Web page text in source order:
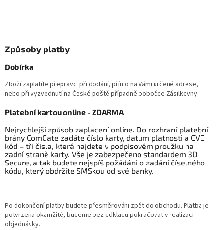
Způsoby platby
Dobírka
Zboží zaplatíte přepravci při dodání, přímo na Vámi určené adrese,
nebo při vyzvednutí na České poště případně pobočce Zásilkovny
Platební kartou online - ZDARMA
Nejrychlejší způsob zaplacení online. Do rozhraní platební
brány ComGate zadáte číslo karty, datum platnosti a CVC
kód – tři čísla, která najdete v podpisovém proužku na
zadní straně karty. Vše je zabezpečeno standardem 3D
Secure, a tak budete nejspíš požádáni o zadání číselného
kódu, který obdržíte SMSkou od své banky.
Po dokončení platby budete přesměrováni zpět do obchodu. Platba je
potvrzena okamžitě, budeme bez odkladu pokračovat v realizaci
objednávky.